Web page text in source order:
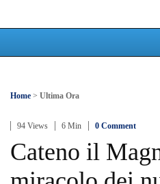
Home > Ultima Ora
94 Views 6 Min 0 Comment
Cateno il